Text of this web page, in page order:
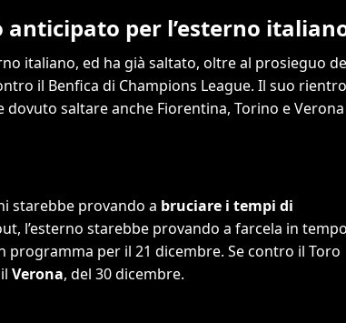
per l’esterno
italiano, ed ha già saltato, oltre al prosieguo
il Benfica di Champions League. Il suo rientro
dovuto saltare anche Fiorentina, Torino e
starebbe provando a bruciare i tempi di
l’esterno starebbe provando a farcela in tempo
programma per il 21 dicembre. Se contro il Toro
Verona, del 30 dicembre.